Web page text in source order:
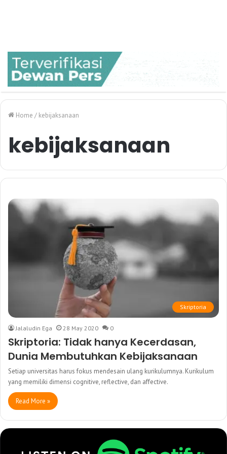
Home / kebijaksanaan
kebijaksanaan
Skriptoria
Jalaludin Ega 28 May 2020 0
Skriptoria: Tidak hanya Kecerdasan,
Dunia Membutuhkan Kebijaksanaan
Setiap universitas harus fokus mendesain ulang kurikulumnya. Kurikulum
yang memiliki dimensi cognitive, reflective, dan affective.
Read More »